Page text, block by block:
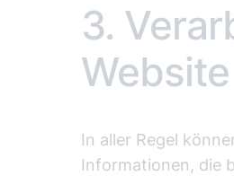
​3.
Website
In aller Regel
Informationen, die